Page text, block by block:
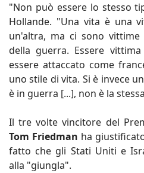
"Non può essere lo stesso
Hollande. "Una vita è una
un'altra, ma ci sono
della guerra. Essere
essere attaccato come
uno stile di vita. Si è invece
è in guerra [...], non è la
Il tre volte vincitore del
Tom Friedman ha
fatto che gli Stati Uniti e
alla "giungla".